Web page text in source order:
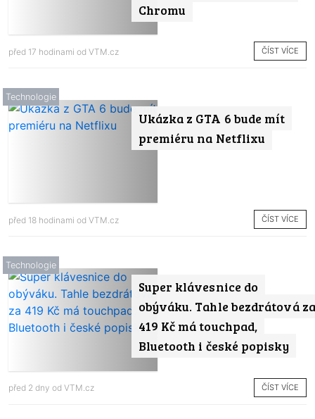
Chromu
před 17 hodinami od VTM.cz ČÍST VÍCE
Ukázka z GTA 6 bude mít
premiéru na Netflixu
Technologie
před 18 hodinami od VTM.cz ČÍST VÍCE
Super klávesnice do
obýváku. Tahle bezdrátová za
419 Kč má touchpad,
Bluetooth i české popisky
Technologie
před 2 dny od VTM.cz ČÍST VÍCE